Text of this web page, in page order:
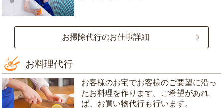
お掃除代行のお仕事詳細
お料理代行
お客様のお宅でお客様のご要望に沿っ
たお料理を作ります。ご希望があれ
ば、お買い物代行も行います。